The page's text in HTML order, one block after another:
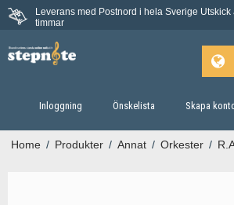
Leverans med Postnord i hela Sverige Utskick
timmar
Inloggning Önskelista Skapa
Home / Produkter / Annat / Orkester /